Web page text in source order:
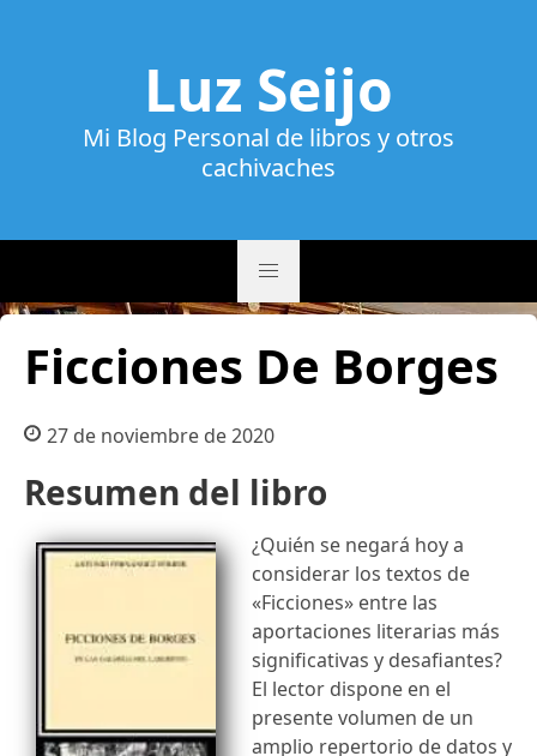
Luz Seijo
Mi Blog Personal de libros y otros
cachivaches
Ficciones De Borges
27 de noviembre de 2020
Resumen del libro
¿Quién se negará hoy a
considerar los textos de
«Ficciones» entre las
aportaciones literarias más
significativas y desafiantes?
El lector dispone en el
presente volumen de un
amplio repertorio de datos y